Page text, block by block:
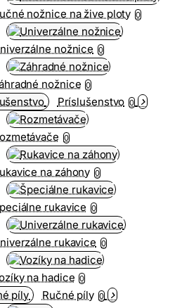
nožnice na žive ploty 0
nožnice 0
nožnice 0
Príslušenstvo 0
0
na záhony 0
rukavice 0
rukavice 0
na hadice 0
Ručné píly 0